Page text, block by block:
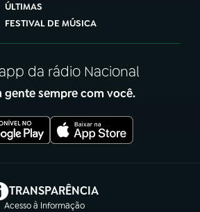
ÚLTIMAS
FESTIVAL DE MÚSICA
da rádio Nacional
gente sempre com você.
TRANSPARÊNCIA
Acesso à Informação
(abre em nova aba)